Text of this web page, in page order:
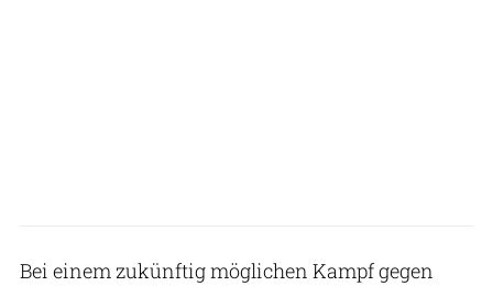
Bei einem zukünftig möglichen Kampf gegen